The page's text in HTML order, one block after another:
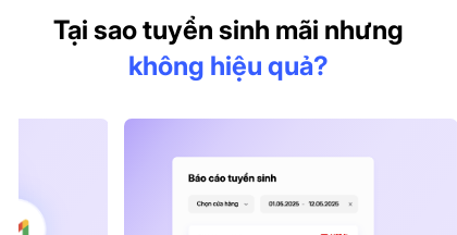
Tại sao tuyển sinh mãi nhưng
không hiệu quả?